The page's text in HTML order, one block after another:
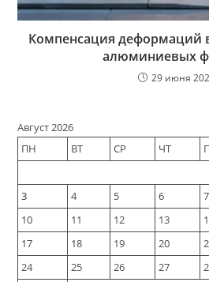
Компенсация деформаций
алюминиевых
29 июня
Август 2026
ПН
ВТ СР ЧТ
3
4 5 6 7
10
11 12 13
17
18 19 20
24
25 26 27